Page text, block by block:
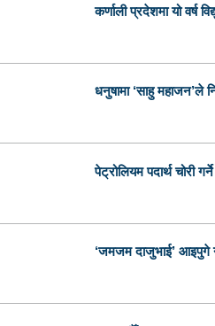
कर्णाली प्रदेशमा यो वर्ष
धनुषामा ‘साहु
पेट्रोलियम पदार्थ चोरी
‘जमजम दाजुभाई’ आइपुगे